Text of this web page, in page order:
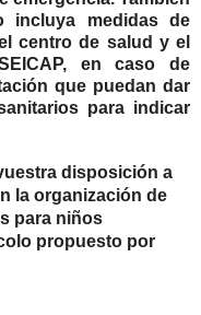
incluya medidas de
centro de salud y el
en caso de
que puedan dar
para indicar
disposición a
la organización de
para niños
propuesto por